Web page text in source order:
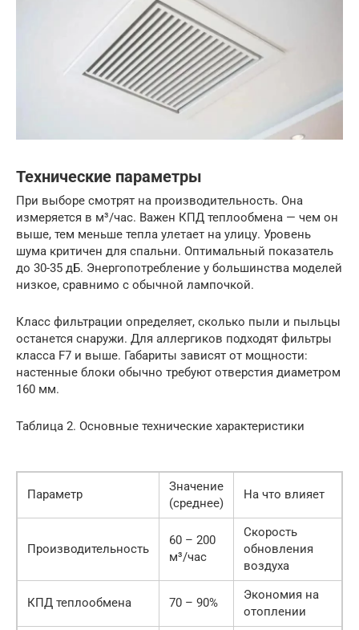
Технические параметры
При выборе смотрят на производительность. Она
измеряется в м³/час. Важен КПД теплообмена — чем он
выше, тем меньше тепла улетает на улицу. Уровень
шума критичен для спальни. Оптимальный показатель
до 30-35 дБ. Энергопотребление у большинства моделей
низкое, сравнимо с обычной лампочкой.
Класс фильтрации определяет, сколько пыли и пыльцы
останется снаружи. Для аллергиков подходят фильтры
класса F7 и выше. Габариты зависят от мощности:
настенные блоки обычно требуют отверстия диаметром
160 мм.
Таблица 2. Основные технические характеристики
Параметр
Значение
(среднее)
На что влияет
Производительность
60 – 200
м³/час
Скорость
обновления
воздуха
КПД теплообмена 70 – 90%
Экономия на
отоплении